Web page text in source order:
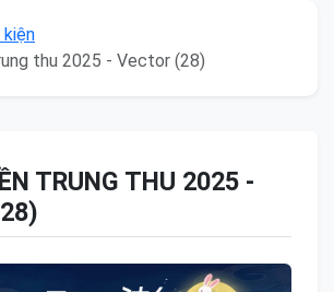
kiện
thu 2025 - Vector (28)
TRUNG THU 2025 -